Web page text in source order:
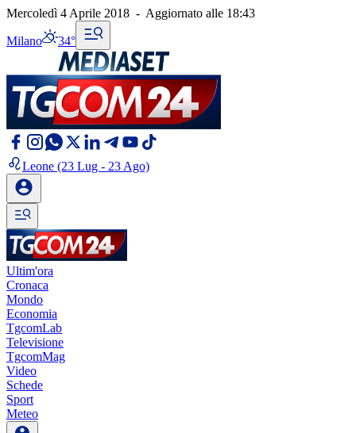
Mercoledì 4 Aprile 2018 - Aggiornato alle 18:43
Milano 34°
Leone (23 Lug - 23 Ago)
Ultim'ora
Cronaca
Mondo
Economia
TgcomLab
Televisione
TgcomMag
Video
Schede
Sport
Meteo